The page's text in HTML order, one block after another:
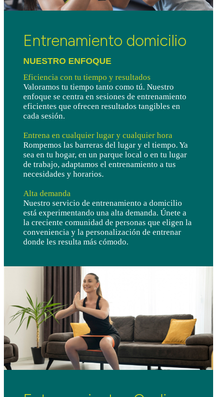
Entrenamiento domicilio
NUESTRO ENFOQUE
Eficiencia con tu tiempo y resultados
Valoramos tu tiempo tanto como tú. Nuestro
enfoque se centra en sesiones de entrenamiento
eficientes que ofrecen resultados tangibles en
cada sesión.
Entrena en cualquier lugar y cualquier hora
Rompemos las barreras del lugar y el tiempo. Ya
sea en tu hogar, en un parque local o en tu lugar
de trabajo, adaptamos el entrenamiento a tus
necesidades y horarios.
Alta demanda
Nuestro servicio de entrenamiento a domicilio
está experimentando una alta demanda. Únete a
la creciente comunidad de personas que eligen la
conveniencia y la personalización de entrenar
donde les resulta más cómodo.